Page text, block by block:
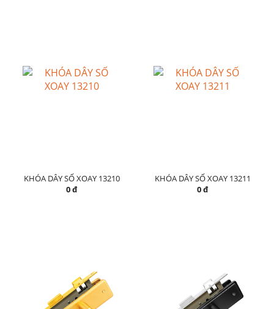
KHÓA DÂY SỐ XOAY 13210
0 đ
KHÓA DÂY SỐ XOAY 13211
0 đ